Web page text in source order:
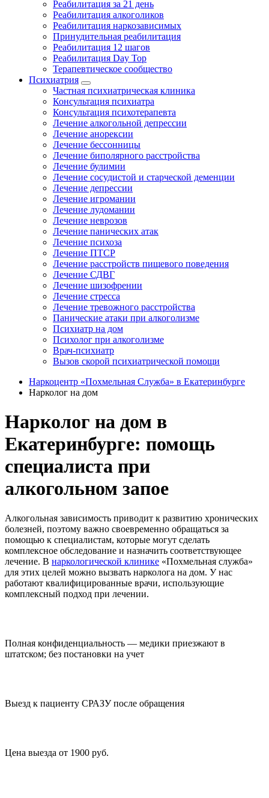
Реабилитация за 21 день
Реабилитация алкоголиков
Реабилитация наркозависимых
Принудительная реабилитация
Реабилитация 12 шагов
Реабилитация Day Top
Терапевтическое сообщество
Психиатрия
Частная психиатрическая клиника
Консультация психиатра
Консультация психотерапевта
Лечение алкогольной депрессии
Лечение анорексии
Лечение бессонницы
Лечение биполярного расстройства
Лечение булимии
Лечение сосудистой и старческой деменции
Лечение депрессии
Лечение игромании
Лечение лудомании
Лечение неврозов
Лечение панических атак
Лечение психоза
Лечение ПТСР
Лечение расстройств пищевого поведения
Лечение СДВГ
Лечение шизофрении
Лечение стресса
Лечение тревожного расстройства
Панические атаки при алкоголизме
Психиатр на дом
Психолог при алкоголизме
Врач-психиатр
Вызов скорой психиатрической помощи
Наркоцентр «Похмельная Служба» в Екатеринбурге
Нарколог на дом
Нарколог на дом в
Екатеринбурге: помощь
специалиста при
алкогольном запое
Алкогольная зависимость приводит к развитию хронических
болезней, поэтому важно своевременно обращаться за
помощью к специалистам, которые могут сделать
комплексное обследование и назначить соответствующее
лечение. В наркологической клинике «Похмельная служба»
для этих целей можно вызвать нарколога на дом. У нас
работают квалифицированные врачи, использующие
комплексный подход при лечении.
Полная конфиденциальность — медики приезжают в
штатском; без постановки на учет
Выезд к пациенту СРАЗУ после обращения
Цена выезда от 1900 руб.